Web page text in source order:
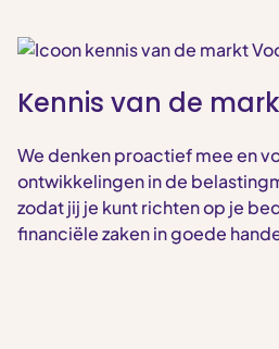
Kennis van de
We denken proactief mee en
ontwikkelingen in de
zodat jij je kunt richten op je
financiële zaken in goede